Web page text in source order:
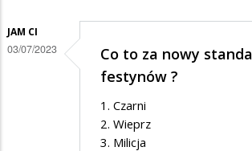
JAM CI
03/07/2023
Co to za nowy
festynów ?
1. Czarni
2. Wieprz
3. Milicja